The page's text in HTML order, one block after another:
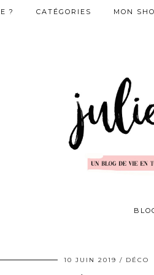
? CATÉGORIES MON
10 JUIN 2019 DÉCO